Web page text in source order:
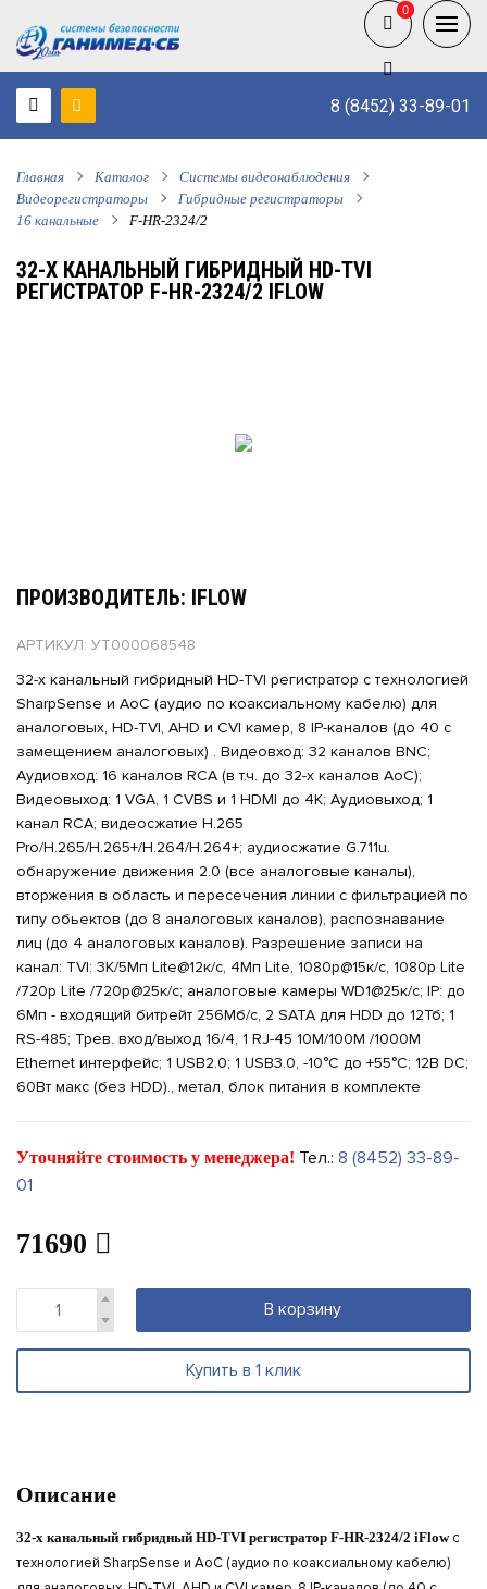
8 (8452) 33-89-01
0
0
Главная Каталог
Системы видеонаблюдения
Видеорегистраторы
Гибридные регистраторы
16 канальные
F-HR-2324/2
32-Х КАНАЛЬНЫЙ ГИБРИДНЫЙ HD-TVI
РЕГИСТРАТОР F-HR-2324/2 IFLOW
ПРОИЗВОДИТЕЛЬ: IFLOW
АРТИКУЛ: УТ000068548
32-х канальный гибридный HD-TVI регистратор c технологией
SharpSense и AoC (аудио по коаксиальному кабелю) для
аналоговых, HD-TVI, AHD и CVI камер, 8 IP-каналов (до 40 с
замещением аналоговых) . Видеовход: 32 каналов BNC;
Аудиовход: 16 каналов RCA (в т.ч. до 32-х каналов AoC);
Видеовыход: 1 VGA, 1 CVBS и 1 HDMI до 4К; Аудиовыход; 1
канал RCA; видеосжатие H.265
Pro/H.265/H.265+/H.264/H.264+; аудиосжатие G.711u.
обнаружение движения 2.0 (все аналоговые каналы),
вторжения в область и пересечения линии c фильтрацией по
типу обьектов (до 8 аналоговых каналов), распознавание
лиц (до 4 аналоговых каналов). Разрешение записи на
канал: TVI: 3К/5Мп Lite@12к/с, 4Мп Lite, 1080p@15к/с, 1080p Lite
/720p Lite /720p@25к/с; аналоговые камеры WD1@25к/с; IP: до
6Мп - входящий битрейт 256Мб/с, 2 SATA для HDD до 12Тб; 1
RS-485; Трев. вход/выход 16/4, 1 RJ-45 10M/100M /1000M
Ethernet интерфейс; 1 USB2.0; 1 USB3.0, -10°C до +55°C; 12В DC;
60Вт макс (без HDD)., метал, блок питания в комплекте
Уточняйте стоимость у менеджера! Тел.: 8 (8452) 33-89-
01
71690
В корзину
Купить в 1 клик
Описание
32-х канальный гибридный HD-TVI регистратор F-HR-2324/2 iFlowc
технологией SharpSense и AoC (аудио по коаксиальному кабелю)